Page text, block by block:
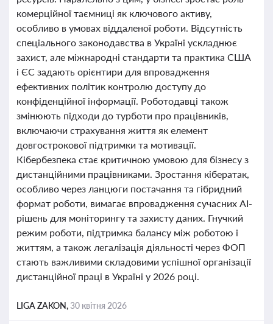
комерційної таємниці як ключового активу,
особливо в умовах віддаленої роботи. Відсутність
спеціального законодавства в Україні ускладнює
захист, але міжнародні стандарти та практика США
і ЄС задають орієнтири для впровадження
ефективних політик контролю доступу до
конфіденційної інформації. Роботодавці також
змінюють підходи до турботи про працівників,
включаючи страхування життя як елемент
довгострокової підтримки та мотивації.
Кібербезпека стає критичною умовою для бізнесу з
дистанційними працівниками. Зростання кібератак,
особливо через ланцюги постачання та гібридний
формат роботи, вимагає впровадження сучасних AI-
рішень для моніторингу та захисту даних. Гнучкий
режим роботи, підтримка балансу між роботою і
життям, а також легалізація діяльності через ФОП
стають важливими складовими успішної організації
дистанційної праці в Україні у 2026 році.
LIGA ZAKON,30 квітня 2026